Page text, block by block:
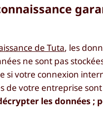
de Tuta, les
ne sont pas
si votre connexion
de votre entreprise
les données ;